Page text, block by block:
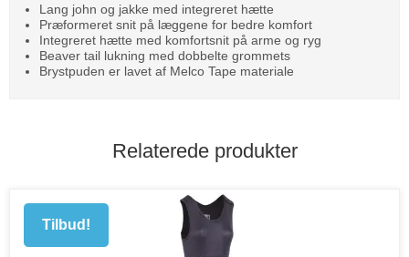
Lang john og jakke med integreret hætte
Præformeret snit på læggene for bedre komfort
Integreret hætte med komfortsnit på arme og ryg
Beaver tail lukning med dobbelte grommets
Brystpuden er lavet af Melco Tape materiale
Relaterede produkter
Tilbud!